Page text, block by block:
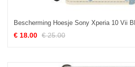
Bescherming Hoesje Sony Xperia 10 Vii
€ 18.00 € 25.00